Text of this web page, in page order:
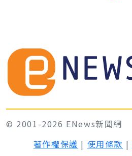
© 2001-2026 ENews新聞網
著作權保護 | 使用條款 |